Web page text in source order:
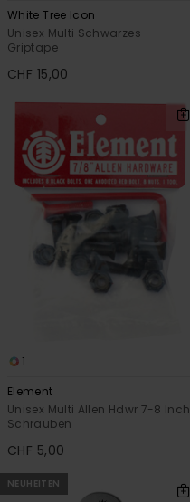
White Tree Icon
Unisex Multi Schwarzes
Griptape
CHF 15,00
1
Element
Unisex Multi Allen Hdwr 7-8 Inch
Schrauben
CHF 5,00
NEUHEITEN